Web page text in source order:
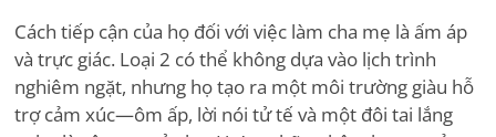
Cách tiếp cận của họ đối với việc làm cha mẹ là ấm áp
và trực giác. Loại 2 có thể không dựa vào lịch trình
nghiêm ngặt, nhưng họ tạo ra một môi trường giàu hỗ
trợ cảm xúc—ôm ấp, lời nói tử tế và một đôi tai lắng